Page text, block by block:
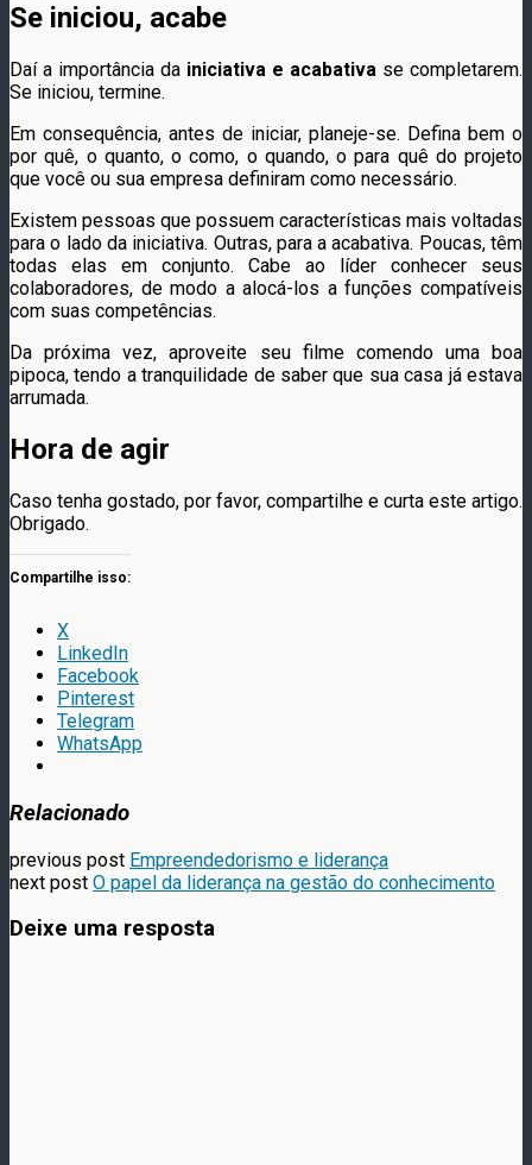
Se iniciou, acabe
Daí a importância da iniciativa e acabativa se completarem.
Se iniciou, termine.
Em consequência, antes de iniciar, planeje-se. Defina bem o
por quê, o quanto, o como, o quando, o para quê do projeto
que você ou sua empresa definiram como necessário.
Existem pessoas que possuem características mais voltadas
para o lado da iniciativa. Outras, para a acabativa. Poucas, têm
todas elas em conjunto. Cabe ao líder conhecer seus
colaboradores, de modo a alocá-los a funções compatíveis
com suas competências.
Da próxima vez, aproveite seu filme comendo uma boa
pipoca, tendo a tranquilidade de saber que sua casa já estava
arrumada.
Hora de agir
Caso tenha gostado, por favor, compartilhe e curta este artigo.
Obrigado.
Compartilhe isso:
X
LinkedIn
Facebook
Pinterest
Telegram
WhatsApp
Relacionado
previous post Empreendedorismo e liderança
next post O papel da liderança na gestão do conhecimento
Deixe uma resposta